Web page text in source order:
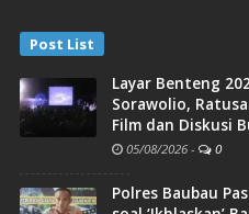
Post List
Layar Benteng
Sorawolio,
Film dan Diskusi
05/08/2026 - 0
Polres Baubau